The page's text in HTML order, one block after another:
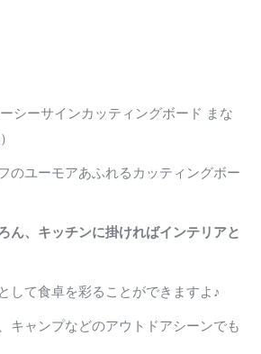
シーサインカッティングボード まな
のユーモアあふれるカッティングボー
ん、キッチンに掛ければインテリアと
して食卓を彩ることができますよ♪
キャンプなどのアウトドアシーンでも